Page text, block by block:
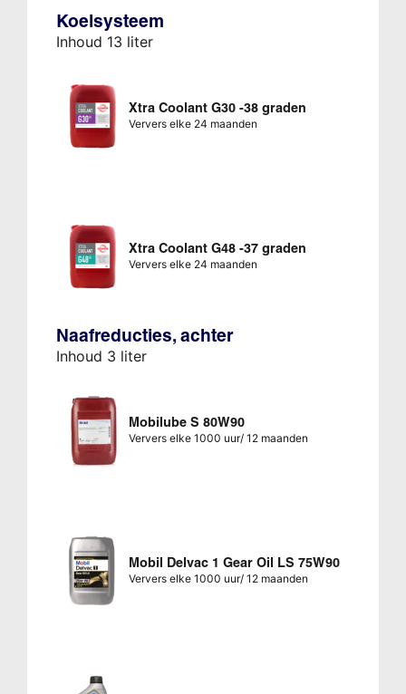
Koelsysteem
Inhoud 13 liter
Xtra Coolant G30 -38 graden
Ververs elke 24 maanden
Xtra Coolant G48 -37 graden
Ververs elke 24 maanden
Naafreducties, achter
Inhoud 3 liter
Mobilube S 80W90
Ververs elke 1000 uur/ 12 maanden
Mobil Delvac 1 Gear Oil LS 75W90
Ververs elke 1000 uur/ 12 maanden